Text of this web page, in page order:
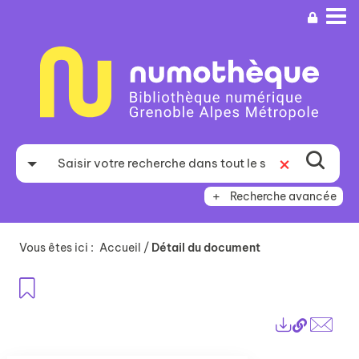
recherche
Recherche avancée
Vous êtes ici : Accueil / Détail du document
Lien